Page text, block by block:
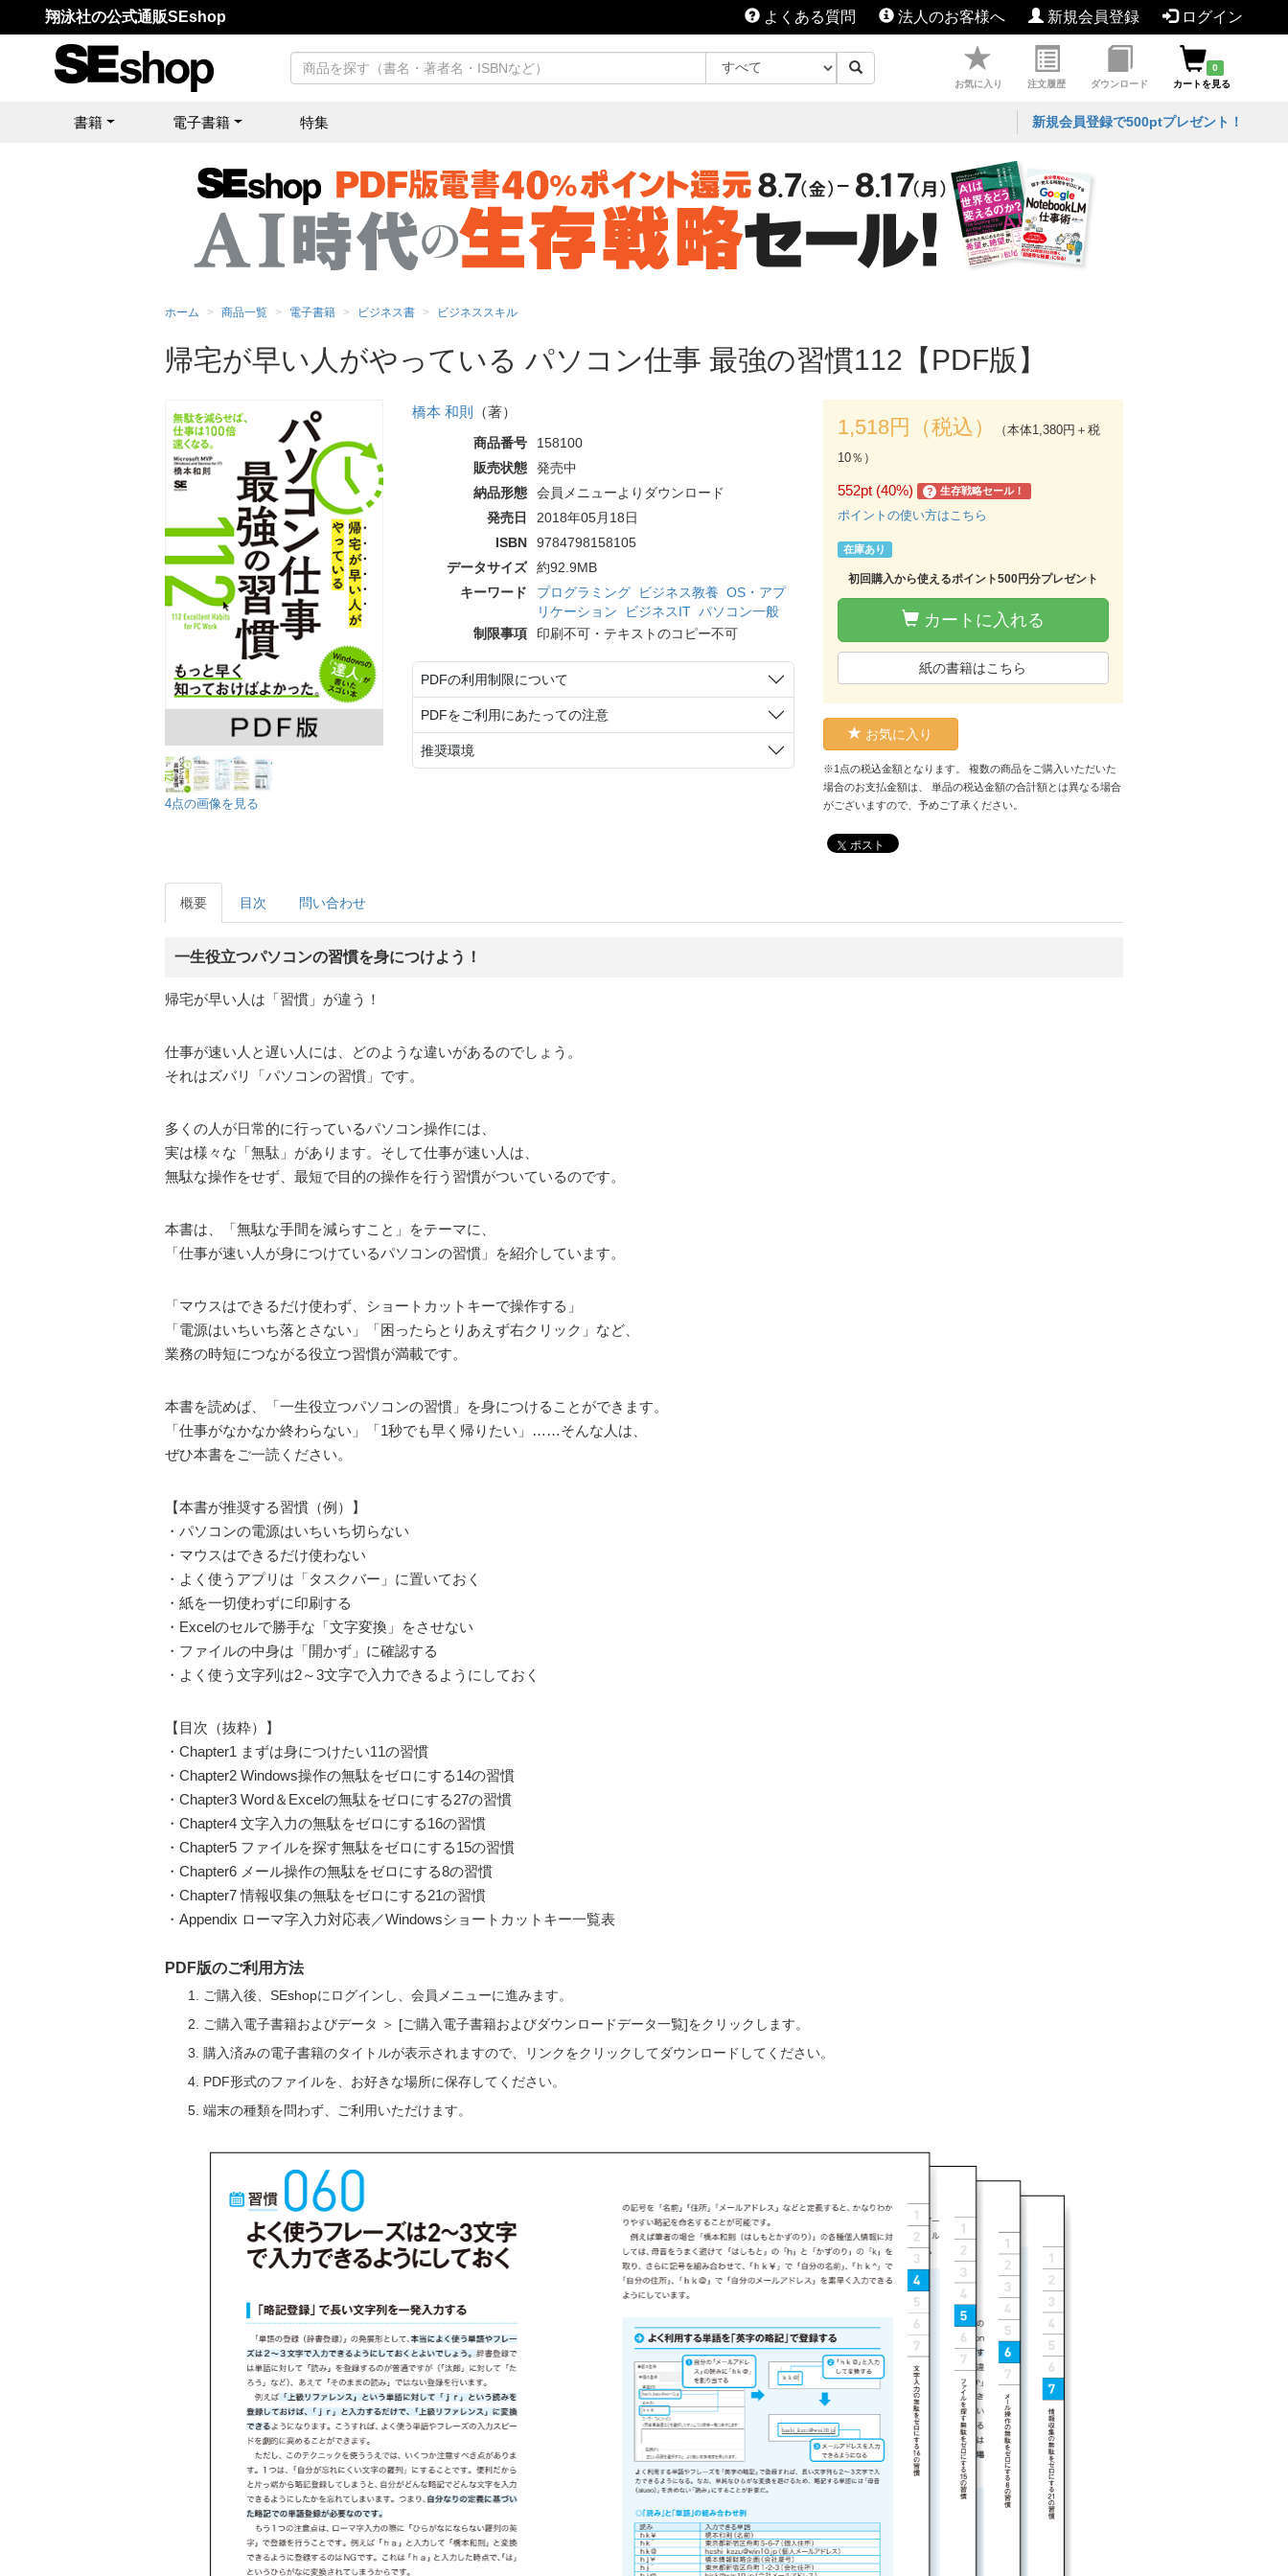
翔泳社の公式通販SEshop よくある質問 法人のお客様へ 新規会員登録 ログイン
お気に入り 注文履歴 ダウンロード
0
カートを見る
書籍 電子書籍 特集 新規会員登録で500ptプレゼント！
ホーム 商品一覧 電子書籍 ビジネス書 ビジネススキル
帰宅が早い人がやっている パソコン仕事 最強の習慣112【PDF版】
4点の画像を見る
橋本 和則 （著）
商品番号
158100
販売状態
発売中
納品形態
会員メニューよりダウンロード
発売日
2018年05月18日
ISBN
9784798158105
データサイズ
約92.9MB
キーワード
プログラミング ビジネス教養 OS・アプ
リケーション
ビジネスIT パソコン一般
制限事項
印刷不可・テキストのコピー不可
PDFの利用制限について
PDFをご利用にあたっての注意
推奨環境
1,518円（税込）
（本体1,380円＋税
10％）
552pt (40%) ? 生存戦略セール！
ポイントの使い方はこちら
在庫あり
初回購入から使えるポイント500円分プレゼント
カートに入れる
紙の書籍はこちら
お気に入り
※1点の税込金額となります。 複数の商品をご購入いただいた
場合のお支払金額は、 単品の税込金額の合計額とは異なる場合
がございますので、予めご了承ください。
ポスト
概要 目次 問い合わせ
一生役立つパソコンの習慣を身につけよう！
帰宅が早い人は「習慣」が違う！
仕事が速い人と遅い人には、どのような違いがあるのでしょう。
それはズバリ「パソコンの習慣」です。
多くの人が日常的に行っているパソコン操作には、
実は様々な「無駄」があります。そして仕事が速い人は、
無駄な操作をせず、最短で目的の操作を行う習慣がついているのです。
本書は、「無駄な手間を減らすこと」をテーマに、
「仕事が速い人が身につけているパソコンの習慣」を紹介しています。
「マウスはできるだけ使わず、ショートカットキーで操作する」
「電源はいちいち落とさない」「困ったらとりあえず右クリック」など、
業務の時短につながる役立つ習慣が満載です。
本書を読めば、「一生役立つパソコンの習慣」を身につけることができます。
「仕事がなかなか終わらない」「1秒でも早く帰りたい」……そんな人は、
ぜひ本書をご一読ください。
【本書が推奨する習慣（例）】
・パソコンの電源はいちいち切らない
・マウスはできるだけ使わない
・よく使うアプリは「タスクバー」に置いておく
・紙を一切使わずに印刷する
・Excelのセルで勝手な「文字変換」をさせない
・ファイルの中身は「開かず」に確認する
・よく使う文字列は2～3文字で入力できるようにしておく
【目次（抜粋）】
・Chapter1 まずは身につけたい11の習慣
・Chapter2 Windows操作の無駄をゼロにする14の習慣
・Chapter3 Word＆Excelの無駄をゼロにする27の習慣
・Chapter4 文字入力の無駄をゼロにする16の習慣
・Chapter5 ファイルを探す無駄をゼロにする15の習慣
・Chapter6 メール操作の無駄をゼロにする8の習慣
・Chapter7 情報収集の無駄をゼロにする21の習慣
・Appendix ローマ字入力対応表／Windowsショートカットキー一覧表
PDF版のご利用方法
ご購入後、SEshopにログインし、会員メニューに進みます。
ご購入電子書籍およびデータ ＞ [ご購入電子書籍およびダウンロードデータ一覧]をクリックします。
購入済みの電子書籍のタイトルが表示されますので、リンクをクリックしてダウンロードしてください。
PDF形式のファイルを、お好きな場所に保存してください。
端末の種類を問わず、ご利用いただけます。